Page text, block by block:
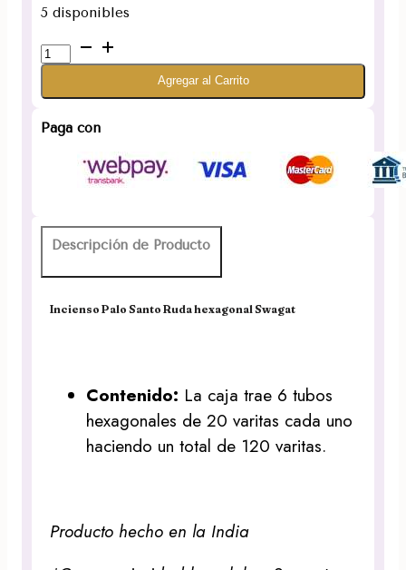
5 disponibles
Incienso
Palo
hexagonal
cantidad
Agregar al Carrito
Paga con
Descripción de Producto
Incienso Palo Santo Ruda hexagonal Swagat
Contenido: La caja trae 6 tubos
hexagonales de 20 varitas cada uno
haciendo un total de 120 varitas.
Producto hecho en la India